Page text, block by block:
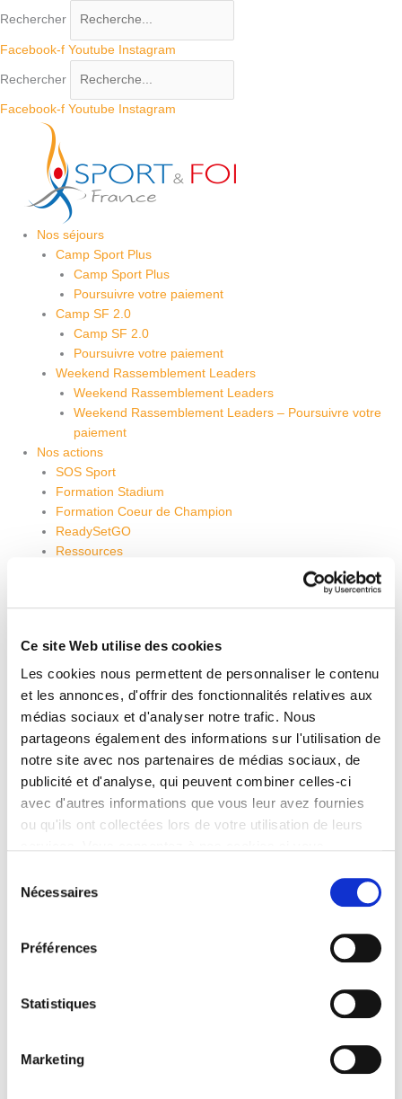
Ce site Web utilise des cookies
Les cookies nous permettent de personnaliser le contenu
et les annonces, d'offrir des fonctionnalités relatives aux
médias sociaux et d'analyser notre trafic. Nous
partageons également des informations sur l'utilisation de
notre site avec nos partenaires de médias sociaux, de
publicité et d'analyse, qui peuvent combiner celles-ci
avec d'autres informations que vous leur avez fournies
ou qu'ils ont collectées lors de votre utilisation de leurs
Nécessaires
Préférences
Statistiques
Marketing
contenu
Rechercher
Facebook-f Youtube Instagram
Rechercher
Facebook-f Youtube Instagram
Nos séjours
Camp Sport Plus
Camp Sport Plus
Poursuivre votre paiement
Camp SF 2.0
Camp SF 2.0
Poursuivre votre paiement
Weekend Rassemblement Leaders
Weekend Rassemblement Leaders
Weekend Rassemblement Leaders – Poursuivre votre
paiement
Nos actions
SOS Sport
Formation Stadium
Formation Coeur de Champion
ReadySetGO
Ressources
Sport et Foi Lagny
Sport et Foi Moselle
Sport et Foi Nantes
Sport et Foi Nîmes
Sport et Foi Nice
Sport et Foi Saint-Etienne
Sport et Foi Toulouse
Sport et Foi Valence
Sport et Foi Vallée de la Bruche
Qui sommes nous ?
Projet éducatif
Nos séjours
Poursuivre votre paiement
Poursuivre votre paiement